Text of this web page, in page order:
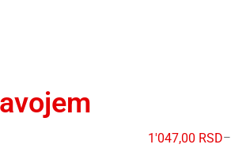
1'047,00 RSD–